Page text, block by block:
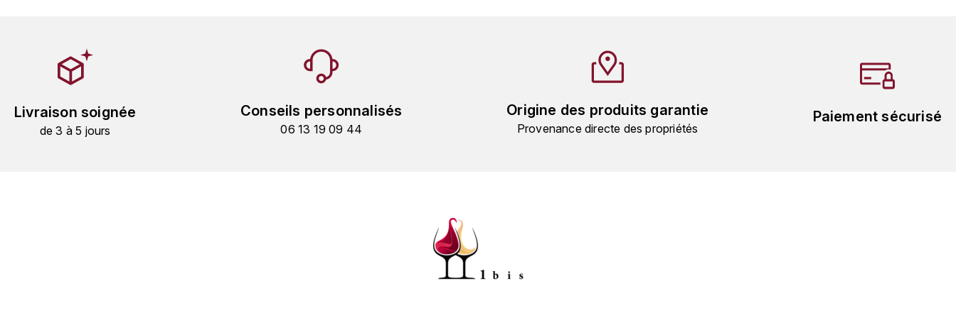
Livraison soignée
de 3 à 5 jours
Conseils personnalisés
06 13 19 09 44
Origine des produits garantie
Provenance directe des propriétés
Paiement sécurisé